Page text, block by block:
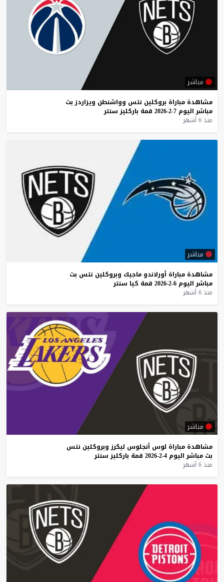
مباشر
مشاهدة مباراة بروكلين نتس وواشنطن ويزاردز بث
مباشر اليوم 7-2-2026 قمة باركليز سنتر
منذ 6 أشهر
مباشر
مشاهدة مباراة أورلاندو ماجيك وبروكلين نتس بث
مباشر اليوم 6-2-2026 قمة كيا سنتر
منذ 6 أشهر
مباشر
مشاهدة مباراة لوس أنجلوس ليكرز وبروكلين نتس
بث مباشر اليوم 4-2-2026 قمة باركليز سنتر
منذ 6 أشهر